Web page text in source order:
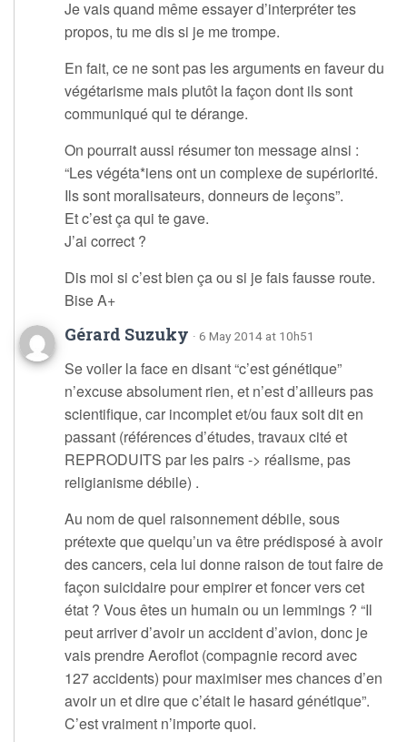
Je vais quand même essayer d’interpréter tes
propos, tu me dis si je me trompe.
En fait, ce ne sont pas les arguments en faveur du
végétarisme mais plutôt la façon dont ils sont
communiqué qui te dérange.
On pourrait aussi résumer ton message ainsi :
“Les végéta*iens ont un complexe de supériorité.
Ils sont moralisateurs, donneurs de leçons”.
Et c’est ça qui te gave.
J’ai correct ?
Dis moi si c’est bien ça ou si je fais fausse route.
Bise A+
Gérard Suzuky · 6 May 2014 at 10h51
Se voiler la face en disant “c’est génétique”
n’excuse absolument rien, et n’est d’ailleurs pas
scientifique, car incomplet et/ou faux soit dit en
passant (références d’études, travaux cité et
REPRODUITS par les pairs -> réalisme, pas
religianisme débile) .
Au nom de quel raisonnement débile, sous
prétexte que quelqu’un va être prédisposé à avoir
des cancers, cela lui donne raison de tout faire de
façon suicidaire pour empirer et foncer vers cet
état ? Vous êtes un humain ou un lemmings ? “Il
peut arriver d’avoir un accident d’avion, donc je
vais prendre Aeroflot (compagnie record avec
127 accidents) pour maximiser mes chances d’en
avoir un et dire que c’était le hasard génétique”.
C’est vraiment n’importe quoi.